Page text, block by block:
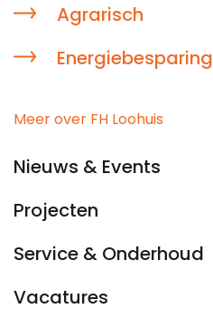
Agrarisch
Energiebesparing
Meer over FH Loohuis
Nieuws & Events
Projecten
Service & Onderhoud
Vacatures